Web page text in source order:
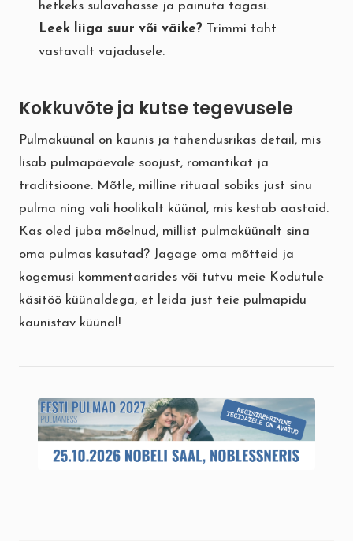
hetkeks sulavahasse ja painuta tagasi.
Leek liiga suur või väike? Trimmi taht
vastavalt vajadusele.
Kokkuvõte ja kutse tegevusele
Pulmaküünal on kaunis ja tähendusrikas detail, mis
lisab pulmapäevale soojust, romantikat ja
traditsioone. Mõtle, milline rituaal sobiks just sinu
pulma ning vali hoolikalt küünal, mis kestab aastaid.
Kas oled juba mõelnud, millist pulmaküünalt sina
oma pulmas kasutad? Jagage oma mõtteid ja
kogemusi kommentaarides või tutvu meie Kodutule
käsitöö küünaldega, et leida just teie pulmapidu
kaunistav küünal!